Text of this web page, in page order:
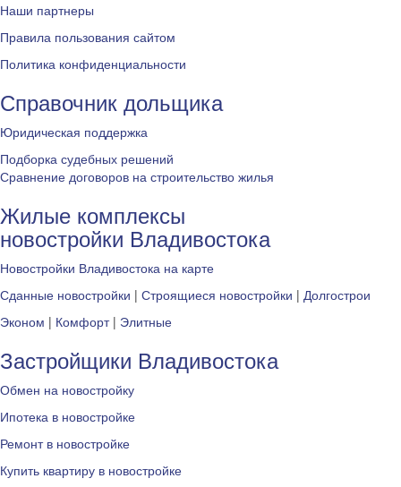
Наши партнеры
Правила пользования сайтом
Политика конфиденциальности
Справочник дольщика
Юридическая поддержка
Подборка судебных решений
Сравнение договоров на строительство жилья
Жилые комплексы
новостройки Владивостока
Новостройки Владивостока на карте
Сданные новостройки | Строящиеся новостройки | Долгострои
Эконом | Комфорт| Элитные
Застройщики Владивостока
Обмен на новостройку
Ипотека в новостройке
Ремонт в новостройке
Купить квартиру в новостройке